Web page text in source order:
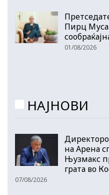
Пирц
01/08/2026
НАЈНОВИ
на Арена
Њузмакс
грата во
07/08/2026